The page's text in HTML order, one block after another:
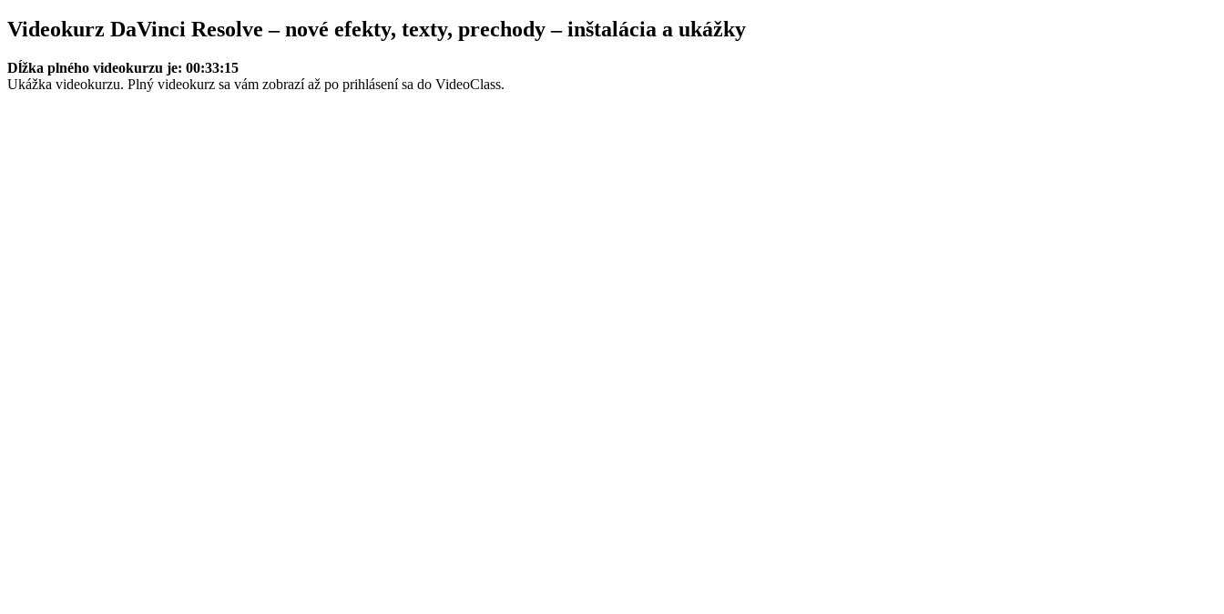
Videokurz DaVinci Resolve – nové efekty, texty, prechody – inštalácia a ukážky
Dĺžka plného videokurzu je: 00:33:15
Ukážka videokurzu. Plný videokurz sa vám zobrazí až po prihlásení sa do VideoClass.